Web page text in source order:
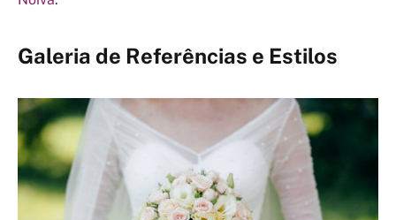
Galeria de Referências e Estilos